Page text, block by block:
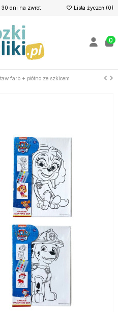
30 dni na zwrot Lista życzeń (0)
0
farb + płótno ze szkicem